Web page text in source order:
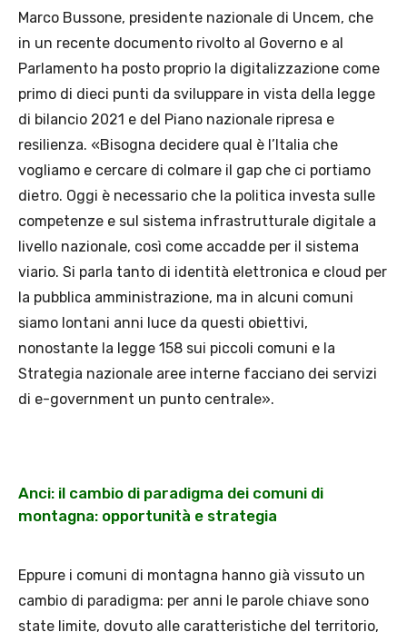
Marco Bussone, presidente nazionale di Uncem, che
in un recente documento rivolto al Governo e al
Parlamento ha posto proprio la digitalizzazione come
primo di dieci punti da sviluppare in vista della legge
di bilancio 2021 e del Piano nazionale ripresa e
resilienza. «Bisogna decidere qual è l’Italia che
vogliamo e cercare di colmare il gap che ci portiamo
dietro. Oggi è necessario che la politica investa sulle
competenze e sul sistema infrastrutturale digitale a
livello nazionale, così come accadde per il sistema
viario. Si parla tanto di identità elettronica e cloud per
la pubblica amministrazione, ma in alcuni comuni
siamo lontani anni luce da questi obiettivi,
nonostante la legge 158 sui piccoli comuni e la
Strategia nazionale aree interne facciano dei servizi
di e-government un punto centrale».
Anci: il cambio di paradigma dei comuni di
montagna: opportunità e strategia
Eppure i comuni di montagna hanno già vissuto un
cambio di paradigma: per anni le parole chiave sono
state limite, dovuto alle caratteristiche del territorio,